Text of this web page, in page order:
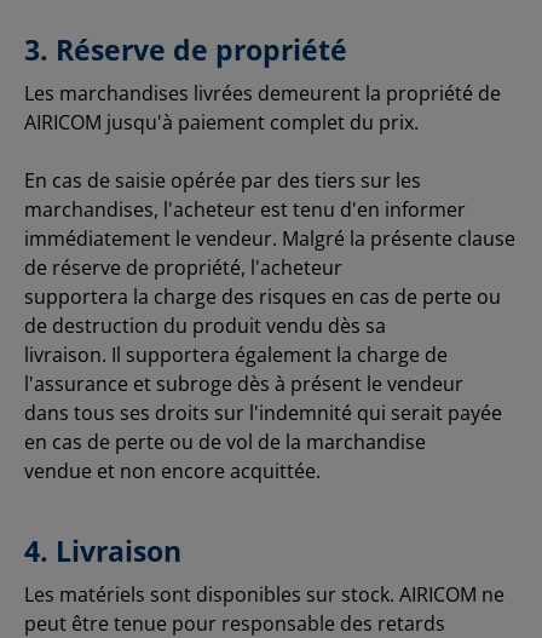
3. Réserve de propriété
Les marchandises livrées demeurent la propriété de
AIRICOM jusqu'à paiement complet du prix.
En cas de saisie opérée par des tiers sur les
marchandises, l'acheteur est tenu d'en informer
immédiatement le vendeur. Malgré la présente clause
de réserve de propriété, l'acheteur
supportera la charge des risques en cas de perte ou
de destruction du produit vendu dès sa
livraison. Il supportera également la charge de
l'assurance et subroge dès à présent le vendeur
dans tous ses droits sur l'indemnité qui serait payée
en cas de perte ou de vol de la marchandise
vendue et non encore acquittée.
4. Livraison
Les matériels sont disponibles sur stock. AIRICOM ne
peut être tenue pour responsable des retards